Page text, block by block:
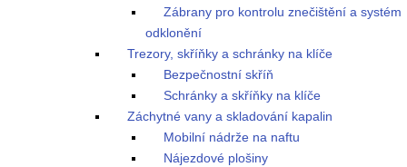
Zábrany pro kontrolu znečištění a systém
odklonění
Trezory, skříňky a schránky na klíče
Bezpečnostní skříň
Schránky a skříňky na klíče
Záchytné vany a skladování kapalin
Mobilní nádrže na naftu
Nájezdové plošiny